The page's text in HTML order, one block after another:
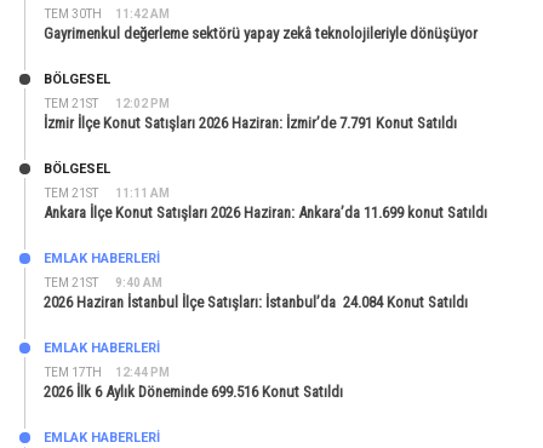
TEM 30TH 11:42 AM
Gayrimenkul değerleme sektörü yapay zekâ teknolojileriyle dönüşüyor
TEM 21ST 12:02 PM
BÖLGESEL
İzmir İlçe Konut Satışları 2026 Haziran: İzmir’de 7.791 Konut Satıldı
TEM 21ST 11:11 AM
BÖLGESEL
Ankara İlçe Konut Satışları 2026 Haziran: Ankara’da 11.699 konut Satıldı
TEM 21ST 9:40 AM
EMLAK HABERLERI
2026 Haziran İstanbul İlçe Satışları: İstanbul’da 24.084 Konut Satıldı
TEM 17TH 12:44 PM
EMLAK HABERLERI
2026 İlk 6 Aylık Döneminde 699.516 Konut Satıldı
EMLAK HABERLERI